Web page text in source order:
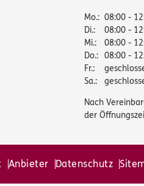
Mo.: 08:00 -
Di.:
08:00 -
Mi.:
08:00 -
Do.: 08:00 -
Fr.:
Sa.:
Nach
der
Anbieter Datenschutz